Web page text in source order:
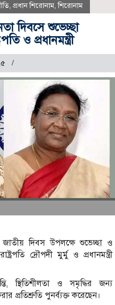
, প্রধান শিরোনাম,শিরোনাম
দিবসে শুভেচ্ছা
ও প্রধানমন্ত্রী
জাতীয় দিবস উপলক্ষে শুভেচ্ছা ও
দ্রৌপদী মুর্মু ও প্রধানমন্ত্রী
স্থিতিশীলতা ও সমৃদ্ধির জন্য
প্রতিশ্রুতি পুনর্ব্যক্ত করেছেন।